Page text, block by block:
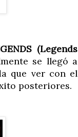
(Legends
se llegó a
que ver con el
posteriores.